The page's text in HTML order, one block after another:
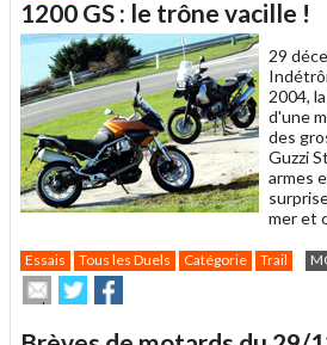
un
ami
1200 GS : le trône vacille !
29
2004,
d'une
des
Guzzi
armes
mer et
Essais Tous les Duels Catégorie Trail
Envoyer
cet
Partager
sur
sur